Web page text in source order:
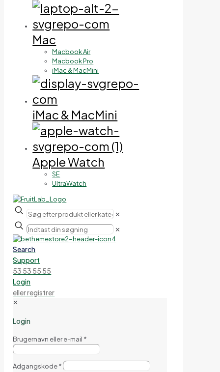
Mac
Macbook Air
Macbook Pro
iMac & MacMini
iMac & MacMini
Apple Watch
SE
UltraWatch
✕
✕
Search
Support
53 53 55 55
Login
eller registrer
✕
Login
Brugernavn eller e-mail *
Adgangskode*